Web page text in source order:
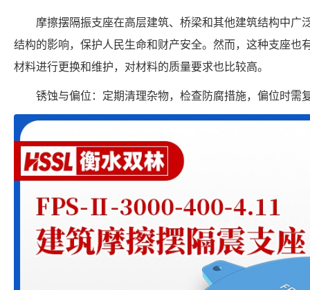
摩擦摆隔振支座在高层建筑、桥梁和其他建筑结构中广
结构的影响，保护人民生命和财产安全。然而，这种支座也
材料进行更换和维护，对材料的质量要求也比较高。
锈蚀与偏位：定期清理杂物，检查防腐措施，偏位时需